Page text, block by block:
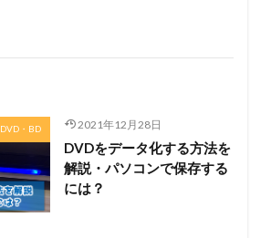
DVD・BD 2021年12月28日
DVDをデータ化する方法を
解説・パソコンで保存する
には？